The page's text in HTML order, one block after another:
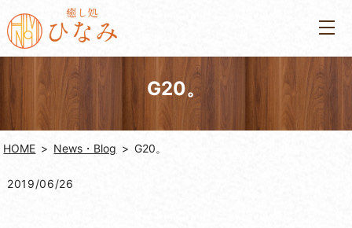
G20。
HOME News・Blog G20。
2019/06/26